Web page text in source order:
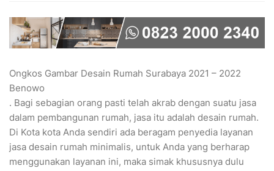
Ongkos Gambar Desain Rumah Surabaya 2021 – 2022
Benowo
. Bagi sebagian orang pasti telah akrab dengan suatu jasa
dalam pembangunan rumah, jasa itu adalah desain rumah.
Di Kota kota Anda sendiri ada beragam penyedia layanan
jasa desain rumah minimalis, untuk Anda yang berharap
menggunakan layanan ini, maka simak khususnya dulu